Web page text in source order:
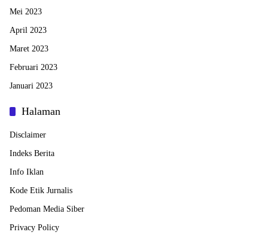
Mei 2023
April 2023
Maret 2023
Februari 2023
Januari 2023
Halaman
Disclaimer
Indeks Berita
Info Iklan
Kode Etik Jurnalis
Pedoman Media Siber
Privacy Policy